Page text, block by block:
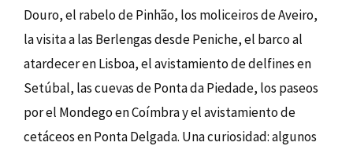
Douro, el rabelo de Pinhão, los moliceiros de Aveiro,
la visita a las Berlengas desde Peniche, el barco al
atardecer en Lisboa, el avistamiento de delfines en
Setúbal, las cuevas de Ponta da Piedade, los paseos
por el Mondego en Coímbra y el avistamiento de
cetáceos en Ponta Delgada. Una curiosidad: algunos